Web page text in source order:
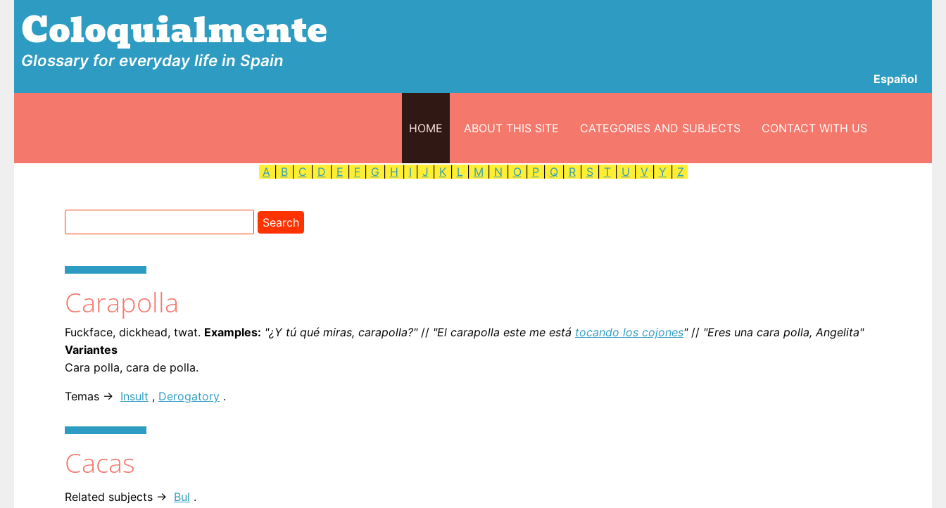
Coloquialmente
Glossary for everyday life in Spain
Español
HOME ABOUT THIS SITE CATEGORIES AND SUBJECTS CONTACT WITH US
A| B| C D E F| G H I J K| L| M N O| P| Q| R| S| T| U V| Y Z
Carapolla
Fuckface, dickhead, twat. Examples: "¿Y tú qué miras, carapolla?"// "El carapolla este me está tocando los cojones"// "Eres una cara polla, Angelita"
Variantes
Cara polla, cara de polla.
Temas → Insult , Derogatory .
Cacas
Related subjects → Bul .